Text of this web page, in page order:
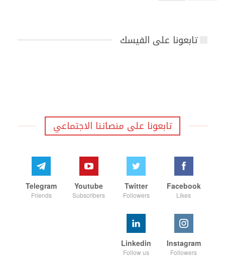
تابعونا على الفيسك
تابعونا على منصاتنا الاجتماعي
Facebook
Likes
Twitter
Followers
Youtube
Subscribers
Telegram
Friends
Instagram
Followers
Linkedin
Follow us